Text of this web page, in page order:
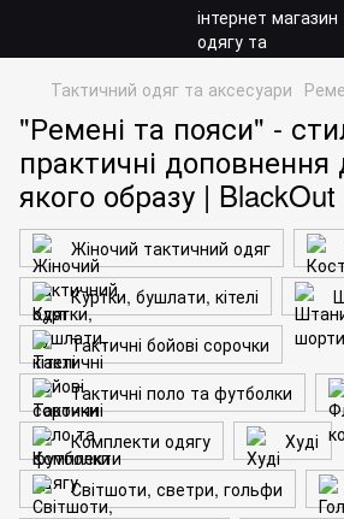
Тактичний одяг та аксесуари
"Ремені та пояси" -
практичні доповнення
якого образу | BlackOut
Жіночий тактичний одяг
Куртки, бушлати, кітелі
Тактичні бойові сорочки
Тактичні поло та футболки
Комплекти одягу
Худі
Світшоти, светри, гольфи